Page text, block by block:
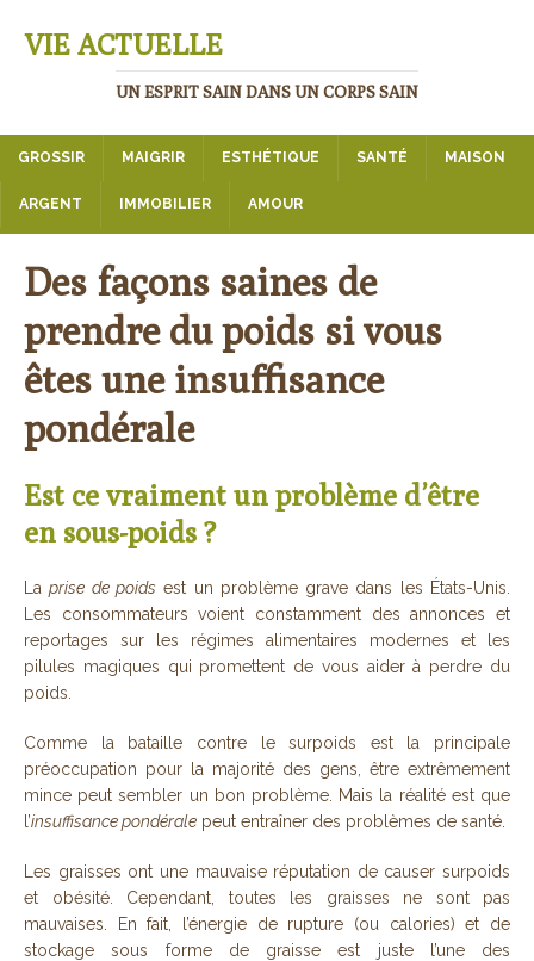
VIE ACTUELLE
UN ESPRIT SAIN DANS UN CORPS SAIN
GROSSIR MAIGRIR ESTHÉTIQUE SANTÉ MAISON
ARGENT IMMOBILIER AMOUR
Des façons saines de
prendre du poids si vous
êtes une insuffisance
pondérale
Est ce vraiment un problème d’être
en sous-poids ?
Laprise de poids est un problème grave dans les États-Unis.
Les consommateurs voient constamment des annonces et
reportages sur les régimes alimentaires modernes et les
pilules magiques qui promettent de vous aider à perdre du
poids.
Comme la bataille contre le surpoids est la principale
préoccupation pour la majorité des gens, être extrêmement
mince peut sembler un bon problème. Mais la réalité est que
l’insuffisance pondérale peut entraîner des problèmes de santé.
Les graisses ont une mauvaise réputation de causer surpoids
et obésité. Cependant, toutes les graisses ne sont pas
mauvaises. En fait, l’énergie de rupture (ou calories) et de
stockage sous forme de graisse est juste l’une des